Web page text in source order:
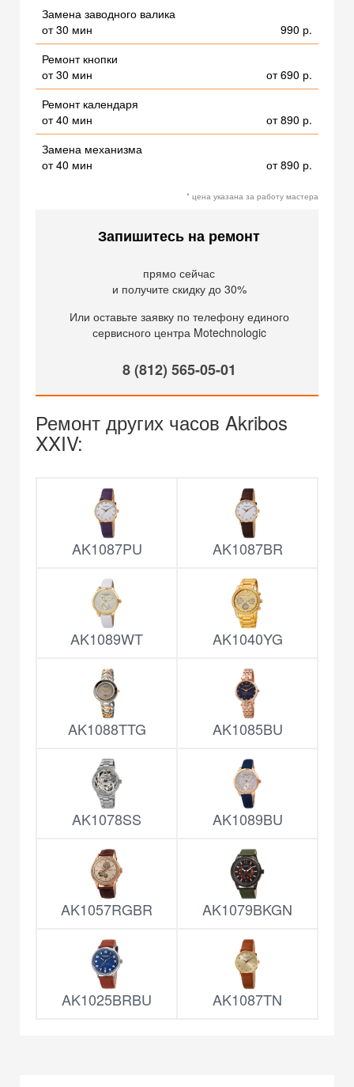
Замена заводного валика
от 30 мин
990 р.
Ремонт кнопки
от 30 мин
от 690 р.
Ремонт календаря
от 40 мин
от 890 р.
Замена механизма
от 40 мин
от 890 р.
* цена указана за работу мастера
Запишитесь на ремонт
прямо сейчас
и получите скидку до 30%
Или оставьте заявку по телефону единого
сервисного центра Motechnologic
8 (812) 565-05-01
Ремонт других часов Akribos
XXIV:
AK1087PU AK1087BR
AK1089WT AK1040YG
AK1088TTG AK1085BU
AK1078SS AK1089BU
AK1057RGBR AK1079BKGN
AK1025BRBU AK1087TN